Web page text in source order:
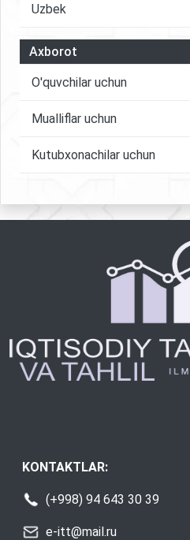
Uzbek
Axborot
O'quvchilar uchun
Mualliflar uchun
Kutubxonachilar uchun
KONTAKTLAR:
(+998) 94 643 30 39
e-itt@mail.ru